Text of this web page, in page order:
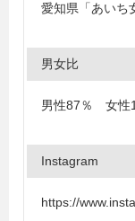
愛知県「あいち
男女比
男性87％ 女性
Instagram
https://